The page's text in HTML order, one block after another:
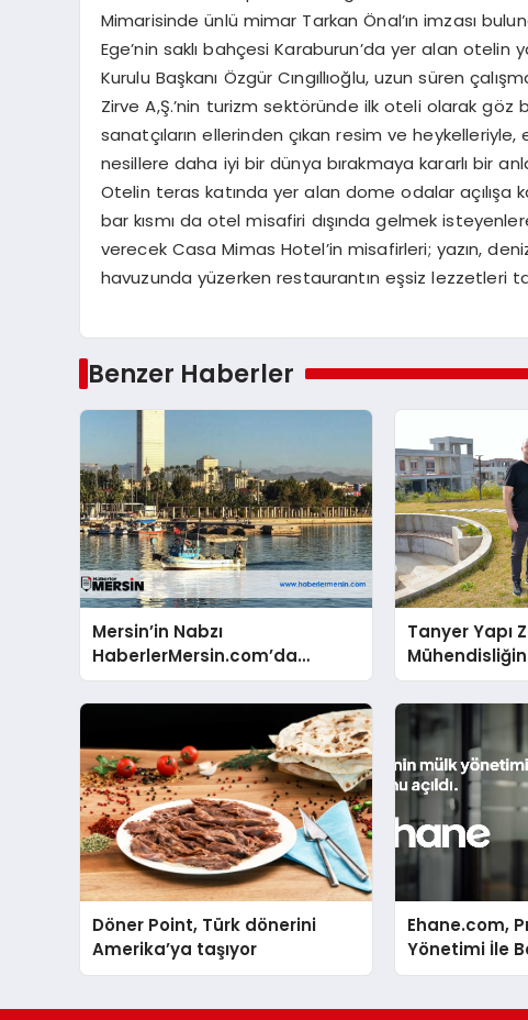
Mimarisinde ünlü mimar Tarkan Önal’ın imzası
Ege’nin saklı bahçesi Karaburun’da yer alan otelin
Kurulu Başkanı Özgür Cıngıllıoğlu, uzun süren
Zirve A,Ş.’nin turizm sektöründe ilk oteli olarak
sanatçıların ellerinden çıkan resim ve
nesillere daha iyi bir dünya bırakmaya kararlı bir
Otelin teras katında yer alan dome odalar açılışa
bar kısmı da otel misafiri dışında gelmek
verecek Casa Mimas Hotel’in misafirleri; yazın,
havuzunda yüzerken restaurantın eşsiz lezzetleri
Benzer Haberler
Mersin’in Nabzı
HaberlerMersin.com’da
Atıyor!
Tanyer Yapı
Büyüttü
Döner Point, Türk dönerini
Amerika’ya taşıyor
Ehane.com,
Yönetimi İle
Stokunu